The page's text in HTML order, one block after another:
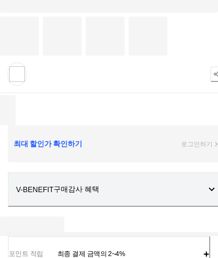
최대 할인가 확인하기 로그인하기
V-BENEFIT구매감사 혜택
포인트 적립 최종 결제 금액의 2~4%